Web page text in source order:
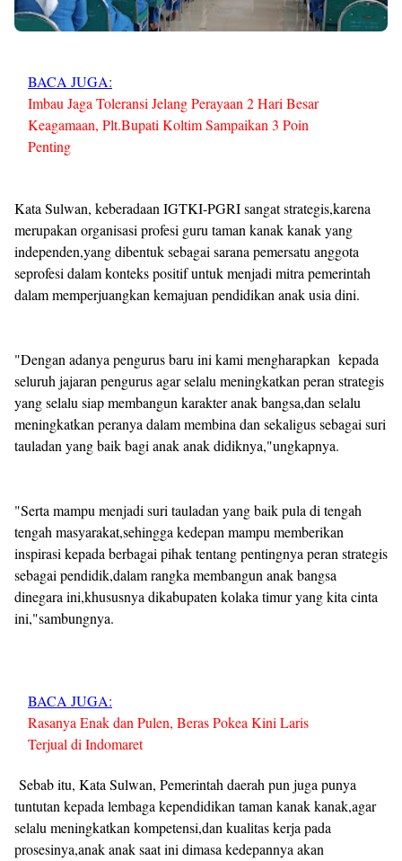
BACA JUGA:
Imbau Jaga Toleransi Jelang Perayaan 2 Hari Besar
Keagamaan, Plt.Bupati Koltim Sampaikan 3 Poin
Penting
Kata Sulwan, keberadaan IGTKI-PGRI sangat strategis,karena
merupakan organisasi profesi guru taman kanak kanak yang
independen,yang dibentuk sebagai sarana pemersatu anggota
seprofesi dalam konteks positif untuk menjadi mitra pemerintah
dalam memperjuangkan kemajuan pendidikan anak usia dini.
"Dengan adanya pengurus baru ini kami mengharapkan kepada
seluruh jajaran pengurus agar selalu meningkatkan peran strategis
yang selalu siap membangun karakter anak bangsa,dan selalu
meningkatkan peranya dalam membina dan sekaligus sebagai suri
tauladan yang baik bagi anak anak didiknya,"ungkapnya.
"Serta mampu menjadi suri tauladan yang baik pula di tengah
tengah masyarakat,sehingga kedepan mampu memberikan
inspirasi kepada berbagai pihak tentang pentingnya peran strategis
sebagai pendidik,dalam rangka membangun anak bangsa
dinegara ini,khususnya dikabupaten kolaka timur yang kita cinta
ini,"sambungnya.
BACA JUGA:
Rasanya Enak dan Pulen, Beras Pokea Kini Laris
Terjual di Indomaret
Sebab itu, Kata Sulwan, Pemerintah daerah pun juga punya
tuntutan kepada lembaga kependidikan taman kanak kanak,agar
selalu meningkatkan kompetensi,dan kualitas kerja pada
prosesinya,anak anak saat ini dimasa kedepannya akan